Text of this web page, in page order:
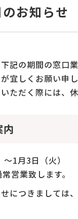
のお知ら
記の期間の窓口
宜しくお願い申
ただく際には、
1月3日（火）
営業致します。
につきましては